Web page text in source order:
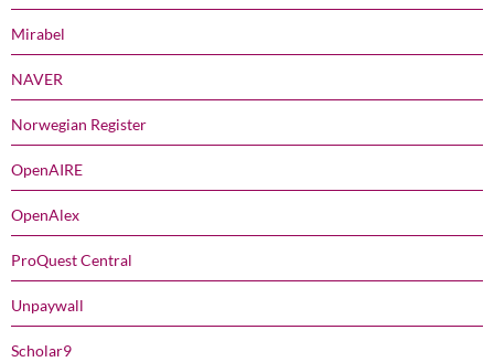
Mirabel
NAVER
Norwegian Register
OpenAIRE
OpenAlex
ProQuest Central
Unpaywall
Scholar9